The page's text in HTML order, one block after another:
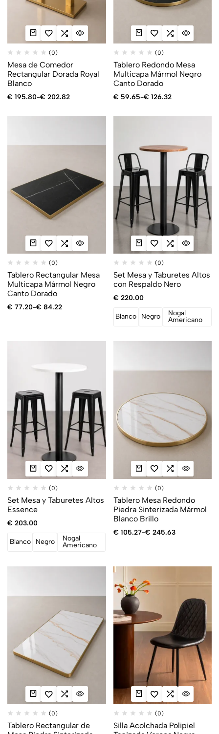
(0)
Mesa de Comedor
Rectangular Dorada Royal
Blanco
€ 195.80-€ 202.82
(0)
Tablero Redondo Mesa
Multicapa Mármol Negro
Canto Dorado
€ 59.65-€ 126.32
(0)
Tablero Rectangular Mesa
Multicapa Mármol Negro
Canto Dorado
€ 77.20-€ 84.22
(0)
Set Mesa y Taburetes Altos
con Respaldo Nero
€ 220.00
Blanco Negro
Nogal
Americano
(0)
Set Mesa y Taburetes Altos
Essence
€ 203.00
Blanco Negro
Nogal
Americano
(0)
Tablero Mesa Redondo
Piedra Sinterizada Mármol
Blanco Brillo
€ 105.27-€ 245.63
(0)
Tablero Rectangular de
(0)
Silla Acolchada Polipiel